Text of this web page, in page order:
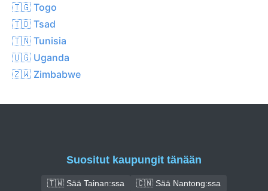
🇹🇬 Togo
🇹🇩 Tsad
🇹🇳 Tunisia
🇺🇬 Uganda
🇿🇼 Zimbabwe
Suositut kaupungit tänään
🇹🇼 Sää Tainan:ssa
🇨🇳 Sää Nantong:ssa